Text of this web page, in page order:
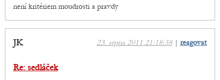
není kritériem moudrosti a pravdy
23. srpna 2011 21:18:38| reagovat
JK
Re: sedláček